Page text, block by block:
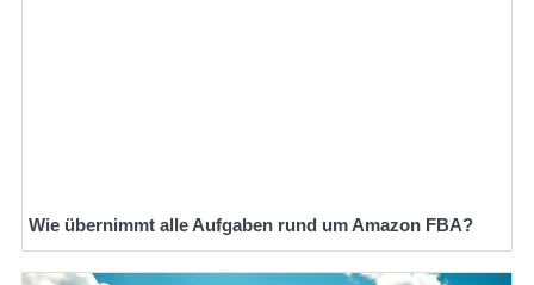
Wie übernimmt alle Aufgaben rund um Amazon FBA?